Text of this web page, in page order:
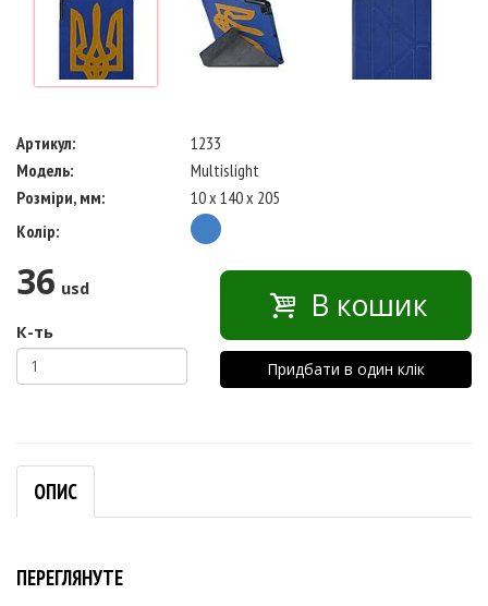
Артикул:
1233
Модель:
Multislight
Розміри, мм:
10 x 140 x 205
Колір:
36 usd
К-ть
В кошик
Придбати в один клік
ОПИС
ПЕРЕГЛЯНУТЕ